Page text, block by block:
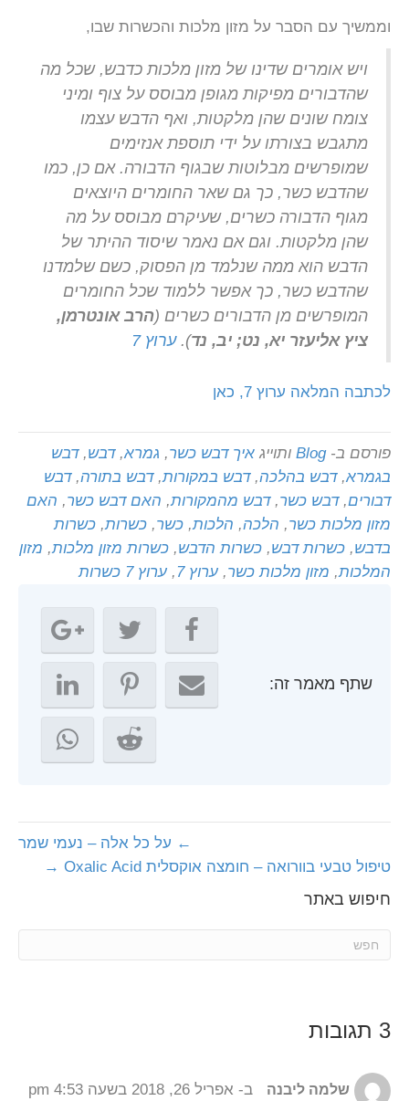
וממשיך עם הסבר על מזון מלכות והכשרות שבו,
ויש אומרים שדינו של מזון מלכות כדבש, שכל מה
שהדבורים מפיקות מגופן מבוסס על צוף ומיני
צומח שונים שהן מלקטות, ואף הדבש עצמו
מתגבש בצורתו על ידי תוספת אנזימים
שמופרשים מבלוטות שבגוף הדבורה. אם כן, כמו
שהדבש כשר, כך גם שאר החומרים היוצאים
מגוף הדבורה כשרים, שעיקרם מבוסס על מה
שהן מלקטות. וגם אם נאמר שיסוד ההיתר של
הדבש הוא ממה שנלמד מן הפסוק, כשם שלמדנו
שהדבש כשר, כך אפשר ללמוד שכל החומרים
המופרשים מן הדבורים כשרים (הרב אונטרמן,
ציץ אליעזר יא, נט; יב, נד).ערוץ 7
לכתבה המלאה ערוץ 7, כאן
פורסם ב-Blog ותוייג איך דבש כשר, גמרא,דבש,דבש
בגמרא,דבש בהלכה,דבש במקורות,דבש בתורה,דבש
דבורים,דבש כשר,דבש מהמקורות, האם דבש כשר, האם
מזון מלכות כשר, הלכה, הלכות, כשר, כשרות, כשרות
בדבש, כשרות דבש, כשרות הדבש, כשרות מזון מלכות, מזון
המלכות, מזון מלכות כשר, ערוץ 7 , ערוץ 7 כשרות
שתף מאמר זה:
← על כל אלה – נעמי שמר
טיפול טבעי בוורואה – חומצה אוקסלית Oxalic Acid →
חיפוש באתר
שלמה ליבנה ב- אפריל 26, 2018 בשעה 4:53 pm